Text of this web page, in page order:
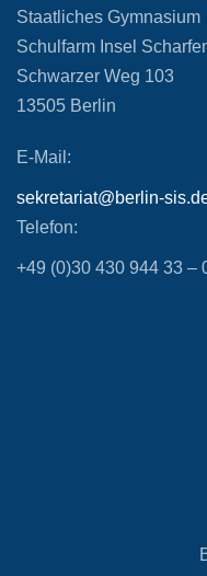
Staatliches Gymnasium
Schulfarm Insel
Schwarzer Weg 103
13505 Berlin
E-Mail:
sekretariat@berlin-
Telefon:
+49 (0)30 430 944 33 –